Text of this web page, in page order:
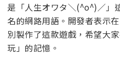
是「人生オワタ＼(^o^)／」
名的網路用語。開發者表示
別製作了這款遊戲，希望大
玩」的記憶。